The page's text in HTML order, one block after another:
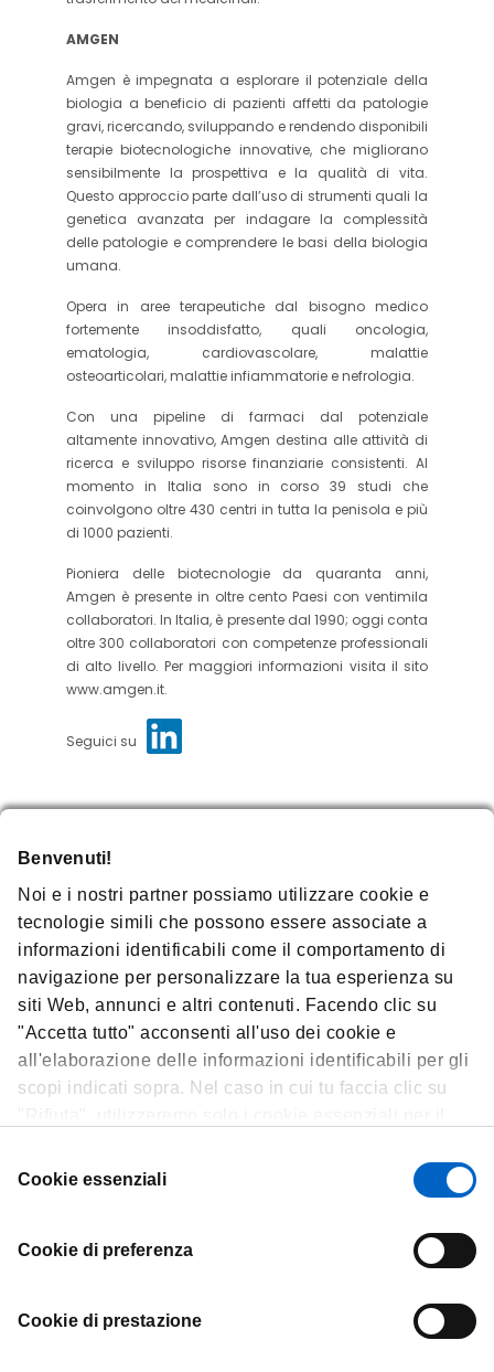
Benvenuti!
Noi e i nostri partner possiamo utilizzare cookie e
tecnologie simili che possono essere associate a
informazioni identificabili come il comportamento di
navigazione per personalizzare la tua esperienza su
siti Web, annunci e altri contenuti. Facendo clic su
"Accetta tutto" acconsenti all'uso dei cookie e
all'elaborazione delle informazioni identificabili per gli
scopi indicati sopra. Nel caso in cui tu faccia clic su
ottimizzare e personalizzare il nostro sito Web. In
qualsiasi momento, puoi visualizzare, modificare o
cookie" nel piè di pagina di ogni pagina.
delCookie essenziali
Cookie di preferenza
Cookie di prestazione
AMGEN
Amgen è impegnata a esplorare il potenziale della
biologia a beneficio di pazienti affetti da patologie
gravi, ricercando, sviluppando e rendendo disponibili
terapie biotecnologiche innovative, che migliorano
sensibilmente la prospettiva e la qualità di vita.
Questo approccio parte dall’uso di strumenti quali la
genetica avanzata per indagare la complessità
delle patologie e comprendere le basi della biologia
umana.
Opera in aree terapeutiche dal bisogno medico
fortemente insoddisfatto, quali oncologia,
ematologia, cardiovascolare, malattie
osteoarticolari, malattie infiammatorie e nefrologia.
Con una pipeline di farmaci dal potenziale
altamente innovativo, Amgen destina alle attività di
ricerca e sviluppo risorse finanziarie consistenti. Al
momento in Italia sono in corso 39 studi che
coinvolgono oltre 430 centri in tutta la penisola e più
di 1000 pazienti.
Pioniera delle biotecnologie da quaranta anni,
Amgen è presente in oltre cento Paesi con ventimila
collaboratori. In Italia, è presente dal 1990; oggi conta
oltre 300 collaboratori con competenze professionali
di alto livello. Per maggiori informazioni visita il sito
www.amgen.it.
Seguici su
Per ulteriori informazioni
Rossana Bruno
Head of Corporate Affairs
Amgen Italia
+39 347 8703671
rbruno02@amgen.com
Termini e condizioni